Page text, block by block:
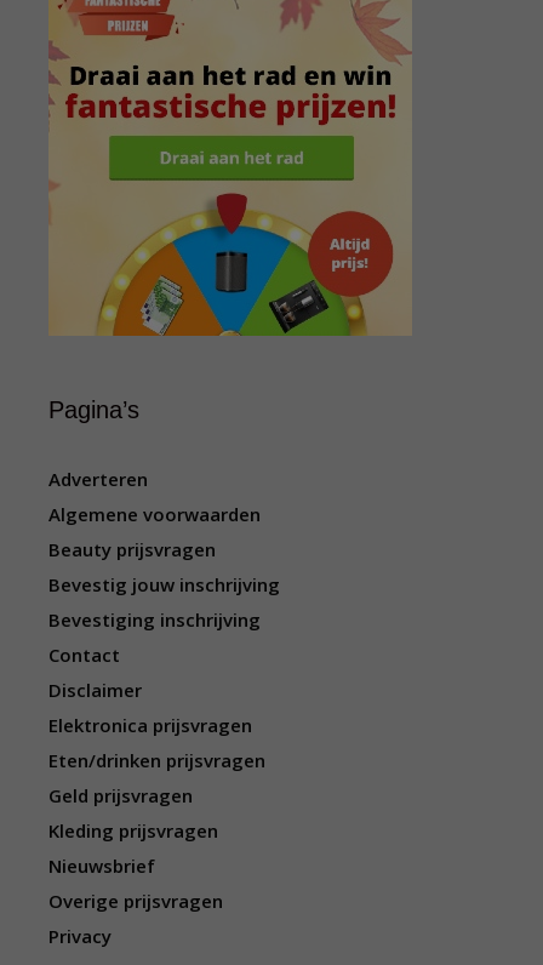
Pagina’s
Adverteren
Algemene voorwaarden
Beauty prijsvragen
Bevestig jouw inschrijving
Bevestiging inschrijving
Contact
Disclaimer
Elektronica prijsvragen
Eten/drinken prijsvragen
Geld prijsvragen
Kleding prijsvragen
Nieuwsbrief
Overige prijsvragen
Privacy